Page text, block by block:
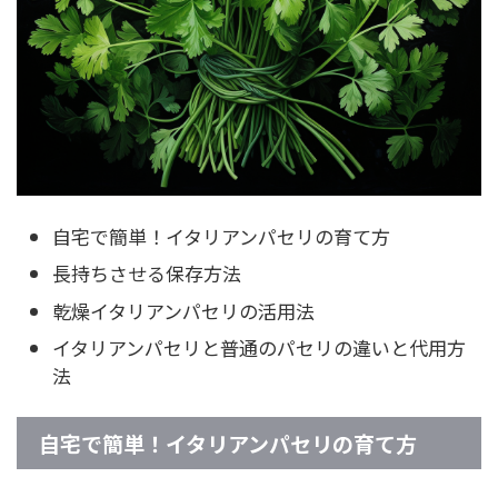
自宅で簡単！イタリアンパセリの育て方
長持ちさせる保存方法
乾燥イタリアンパセリの活用法
イタリアンパセリと普通のパセリの違いと代用方
法
自宅で簡単！イタリアンパセリの育て方